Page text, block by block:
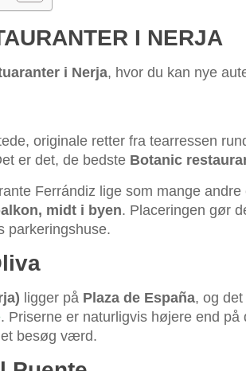
I NERJA
i Nerja, hvor du kan nye
originale retter fra tearressen
er det, de bedste Botanic
Ferrándiz lige som mange
midt i byen. Placeringen gør
parkeringshuse.
ligger på Plaza de España, og
. Priserne er naturligvis højere end
besøg værd.